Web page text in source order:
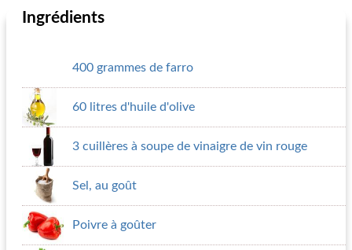
Ingrédients
400 grammes de farro
60 litres d'huile d'olive
3 cuillères à soupe de vinaigre de vin rouge
Sel, au goût
Poivre à goûter